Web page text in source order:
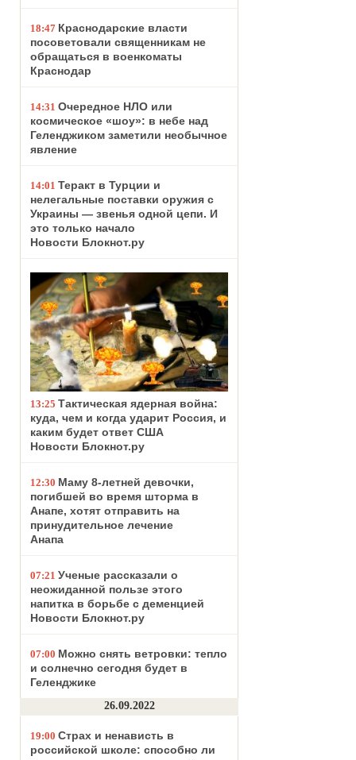
18:47 Краснодарские власти
посоветовали священникам не
обращаться в военкоматы
Краснодар
14:31 Очередное НЛО или
космическое «шоу»: в небе над
Геленджиком заметили необычное
явление
14:01 Теракт в Турции и
нелегальные поставки оружия с
Украины — звенья одной цепи. И
это только начало
Новости Блокнот.ру
13:25 Тактическая ядерная война:
куда, чем и когда ударит Россия, и
каким будет ответ США
Новости Блокнот.ру
12:30 Маму 8-летней девочки,
погибшей во время шторма в
Анапе, хотят отправить на
принудительное лечение
Анапа
07:21 Ученые рассказали о
неожиданной пользе этого
напитка в борьбе с деменцией
Новости Блокнот.ру
07:00 Можно снять ветровки: тепло
и солнечно сегодня будет в
Геленджике
26.09.2022
19:00 Страх и ненависть в
российской школе: способно ли